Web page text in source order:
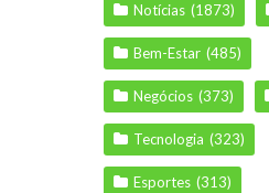
Notícias (1873)
Bem-Estar (485)
Negócios (373)
Tecnologia (323)
Esportes (313)